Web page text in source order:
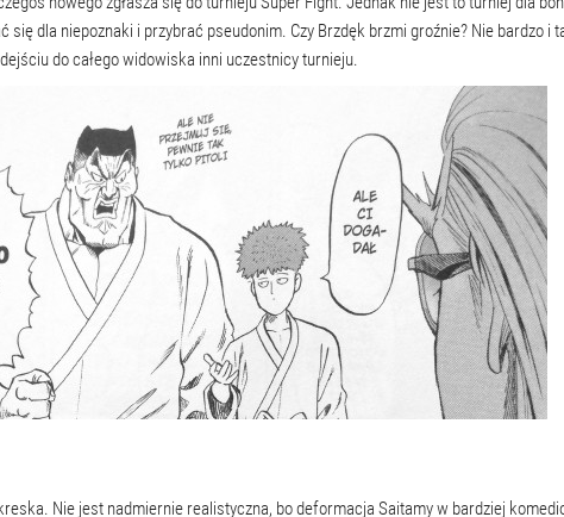
dla niepoznaki i przybrać pseudonim. Czy Brzdęk brzmi groźnie? Nie bardzo i
do całego widowiska inni uczestnicy turnieju.
Nie jest nadmiernie realistyczna, bo deformacja Saitamy w bardziej